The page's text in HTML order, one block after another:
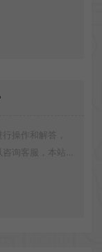
操作和解答，
询客服，本站